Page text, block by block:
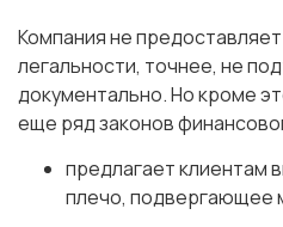
Компания не
легальности, точнее, не
документально. Но кроме
еще ряд законов
предлагает клиентам
плечо, подвергающее